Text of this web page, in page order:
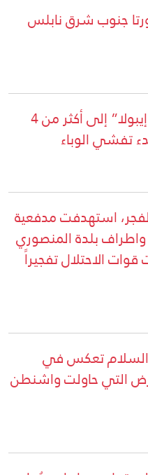
جنوب شرق نابلس
الكونغو: ارتفاع عدد إصابات “إيبولا” إلى أكثر من 4
تفشي الوباء
استهدفت مدفعية
واطراف بلدة المنصوري
الاحتلال تفجيراً
السلام تعكس في
التي حاولت واشنطن